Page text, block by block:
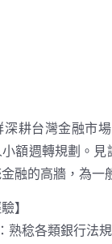
深耕台灣金融市
額週轉規劃。
融的高牆，為一
】
熟稔各類銀行法